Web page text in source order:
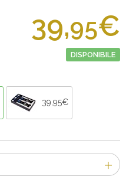
39,95€
DISPONIBILE
39,95€